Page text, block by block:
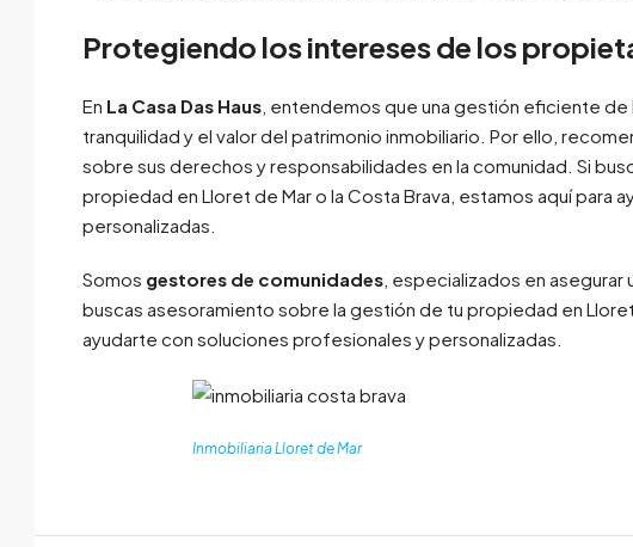
Protegiendo los intereses de los
En La Casa Das Haus , entendemos que una gestión eficiente de
tranquilidad y el valor del patrimonio inmobiliario. Por ello,
sobre sus derechos y responsabilidades en la comunidad. Si
propiedad en Lloret de Mar o la Costa Brava, estamos aquí para
personalizadas.
Somos gestores de comunidades , especializados en
buscas asesoramiento sobre la gestión de tu propiedad en
ayudarte con soluciones profesionales y personalizadas.
Inmobiliaria Lloret de Mar